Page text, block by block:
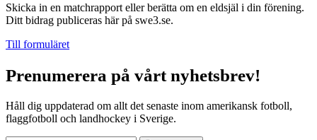
Skicka in en matchrapport eller berätta om en eldsjäl i din förening.
Ditt bidrag publiceras här på swe3.se.
Till formuläret
Prenumerera på vårt nyhetsbrev!
Håll dig uppdaterad om allt det senaste inom amerikansk fotboll,
flaggfotboll och landhockey i Sverige.